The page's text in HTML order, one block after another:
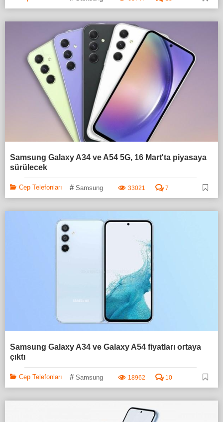
Samsung Galaxy A34 ve A54 5G, 16 Mart'ta piyasaya
sürülecek
Cep Telefonları # Samsung 33021 7
Samsung Galaxy A34 ve Galaxy A54 fiyatları ortaya
çıktı
Cep Telefonları # Samsung 18962 10